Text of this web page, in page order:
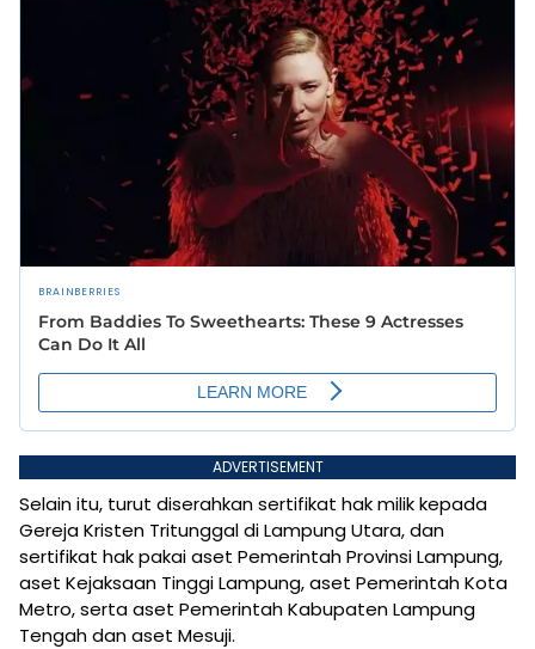
ADVERTISEMENT
Selain itu, turut diserahkan sertifikat hak milik kepada
Gereja Kristen Tritunggal di Lampung Utara, dan
sertifikat hak pakai aset Pemerintah Provinsi Lampung,
aset Kejaksaan Tinggi Lampung, aset Pemerintah Kota
Metro, serta aset Pemerintah Kabupaten Lampung
Tengah dan aset Mesuji.